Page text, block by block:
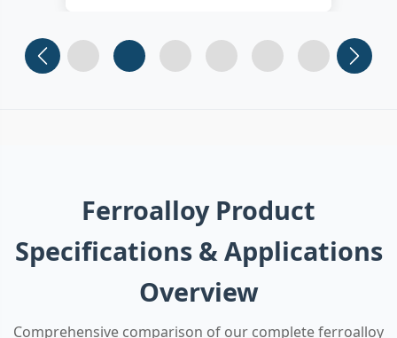
Slide 1 Slide 2 Slide 3 (current)
Slide 4 Slide 5 Slide 6
Ferroalloy Product
Specifications & Applications
Overview
Comprehensive comparison of our complete ferroalloy